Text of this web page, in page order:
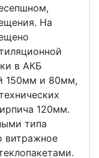
На
в АКБ
150мм и 80мм,
120мм.
типа
витражное